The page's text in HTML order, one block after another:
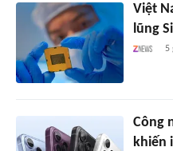
Việt
lũng
5
Công
khiến